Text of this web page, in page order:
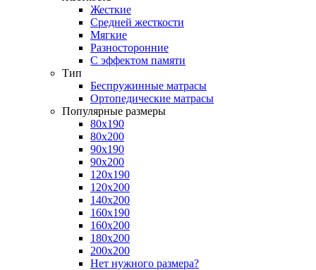
Жесткие
Средней жесткости
Мягкие
Разносторонние
С эффектом памяти
Тип
Беспружинные матрасы
Ортопедические матрасы
Популярные размеры
80х190
80х200
90х190
90х200
120х190
120х200
140х200
160х190
160х200
180х200
200х200
Нет нужного размера?